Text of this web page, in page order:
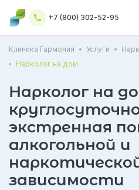
+7 (800) 302-52-95
Клиника Гармония Услуги
Нарколог на дом
Нарколог на
экстренная
алкогольной и
зависимости